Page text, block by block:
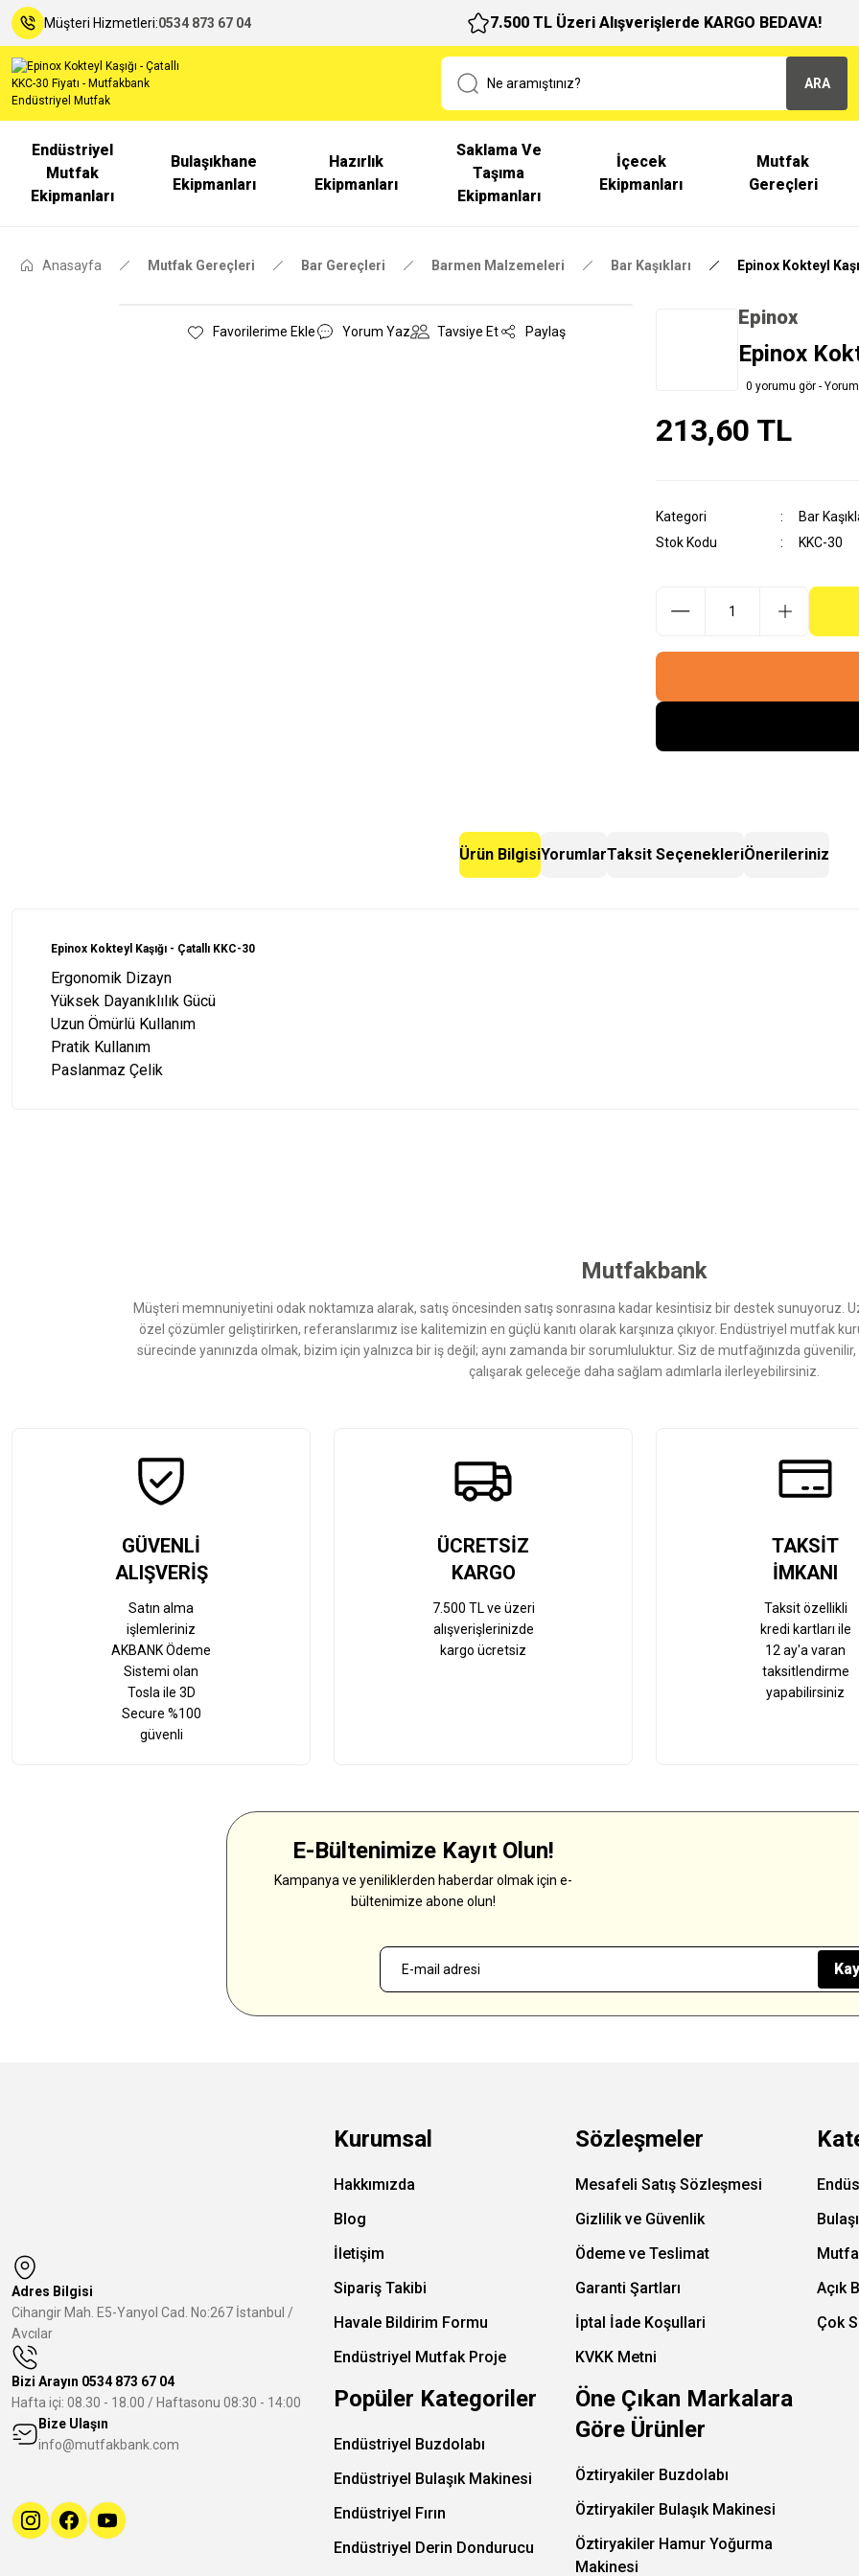
Müşteri Hizmetleri:0534 873 67 04 7.500 TL Üzeri Alışverişlerde KARGO BEDAVA!
ARA
Endüstriyel
Mutfak
Ekipmanları
Bulaşıkhane
Ekipmanları
Hazırlık
Ekipmanları
Saklama Ve
Taşıma
Ekipmanları
İçecek
Ekipmanları
Mutfak
Gereçleri
Anasayfa Mutfak Gereçleri Bar Gereçleri Barmen Malzemeleri Bar Kaşıkları Epinox Kokteyl
Yorum Yaz Tavsiye Et Paylaş
Epinox
Epinox
0 yorumu gör -
213,60 TL
Kategori
Bar
Stok Kodu
KKC-30
Ürün BilgisiYorumlarTaksit SeçenekleriÖnerileriniz
Epinox Kokteyl Kaşığı - Çatallı KKC-30
Ergonomik Dizayn
Yüksek Dayanıklılık Gücü
Uzun Ömürlü Kullanım
Pratik Kullanım
Paslanmaz Çelik
Bu ürüne benzer farklı alternatifler olmalı.
Mutfakbank
Müşteri memnuniyetini odak noktamıza alarak, satış öncesinden satış sonrasına kadar kesintisiz bir destek sunuyoruz.
özel çözümler geliştirirken, referanslarımız ise kalitemizin en güçlü kanıtı olarak karşınıza çıkıyor. Endüstriyel mutfak
sürecinde yanınızda olmak, bizim için yalnızca bir iş değil; aynı zamanda bir sorumluluktur. Siz de mutfağınızda
çalışarak geleceğe daha sağlam adımlarla ilerleyebilirsiniz.
GÜVENLİ
ALIŞVERİŞ
Satın alma
işlemleriniz
AKBANK Ödeme
Sistemi olan
Tosla ile 3D
Secure %100
güvenli
ÜCRETSİZ
KARGO
7.500 TL ve üzeri
alışverişlerinizde
kargo ücretsiz
TAKSİT
İMKANI
Taksit özellikli
kredi kartları ile
12 ay'a varan
taksitlendirme
yapabilirsiniz
E-Bültenimize Kayıt Olun!
Kampanya ve yeniliklerden haberdar olmak için e-
bültenimize abone olun!
Adres Bilgisi
Cihangir Mah. E5-Yanyol Cad. No:267 İstanbul /
Avcılar
Bizi Arayın 0534 873 67 04
Hafta içi: 08.30 - 18.00 / Haftasonu 08:30 - 14:00
Bize Ulaşın
info@mutfakbank.com
Kurumsal
Hakkımızda
Blog
İletişim
Sipariş Takibi
Havale Bildirim Formu
Endüstriyel Mutfak Proje
Sözleşmeler
Mesafeli Satış Sözleşmesi
Gizlilik ve Güvenlik
Ödeme ve Teslimat
Garanti Şartları
İptal İade Koşullari
KVKK Metni
Açık
Çok
Popüler Kategoriler
Endüstriyel Buzdolabı
Endüstriyel Bulaşık Makinesi
Endüstriyel Fırın
Endüstriyel Derin Dondurucu
Öne Çıkan Markalara
Göre Ürünler
Öztiryakiler Buzdolabı
Öztiryakiler Bulaşık Makinesi
Öztiryakiler Hamur Yoğurma
Makinesi